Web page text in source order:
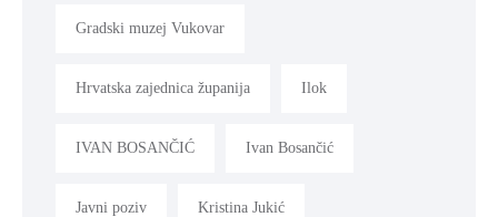
Gradski muzej Vukovar
Hrvatska zajednica županija Ilok
IVAN BOSANČIĆ Ivan Bosančić
Javni poziv Kristina Jukić